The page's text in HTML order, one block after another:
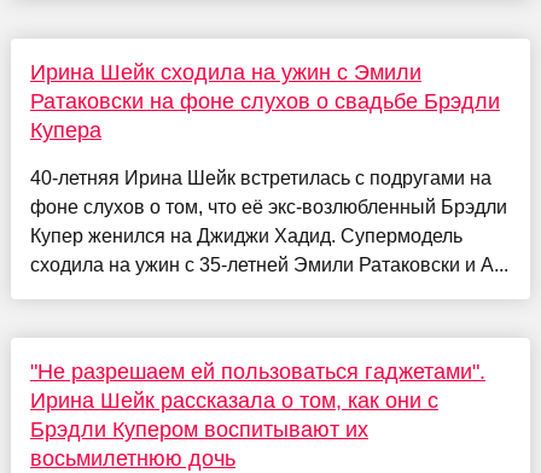
Ирина Шейк сходила на ужин с Эмили
Ратаковски на фоне слухов о свадьбе Брэдли
Купера
40-летняя Ирина Шейк встретилась с подругами на
фоне слухов о том, что её экс-возлюбленный Брэдли
Купер женился на Джиджи Хадид. Супермодель
сходила на ужин с 35-летней Эмили Ратаковски и А...
"Не разрешаем ей пользоваться гаджетами".
Ирина Шейк рассказала о том, как они с
Брэдли Купером воспитывают их
восьмилетнюю дочь